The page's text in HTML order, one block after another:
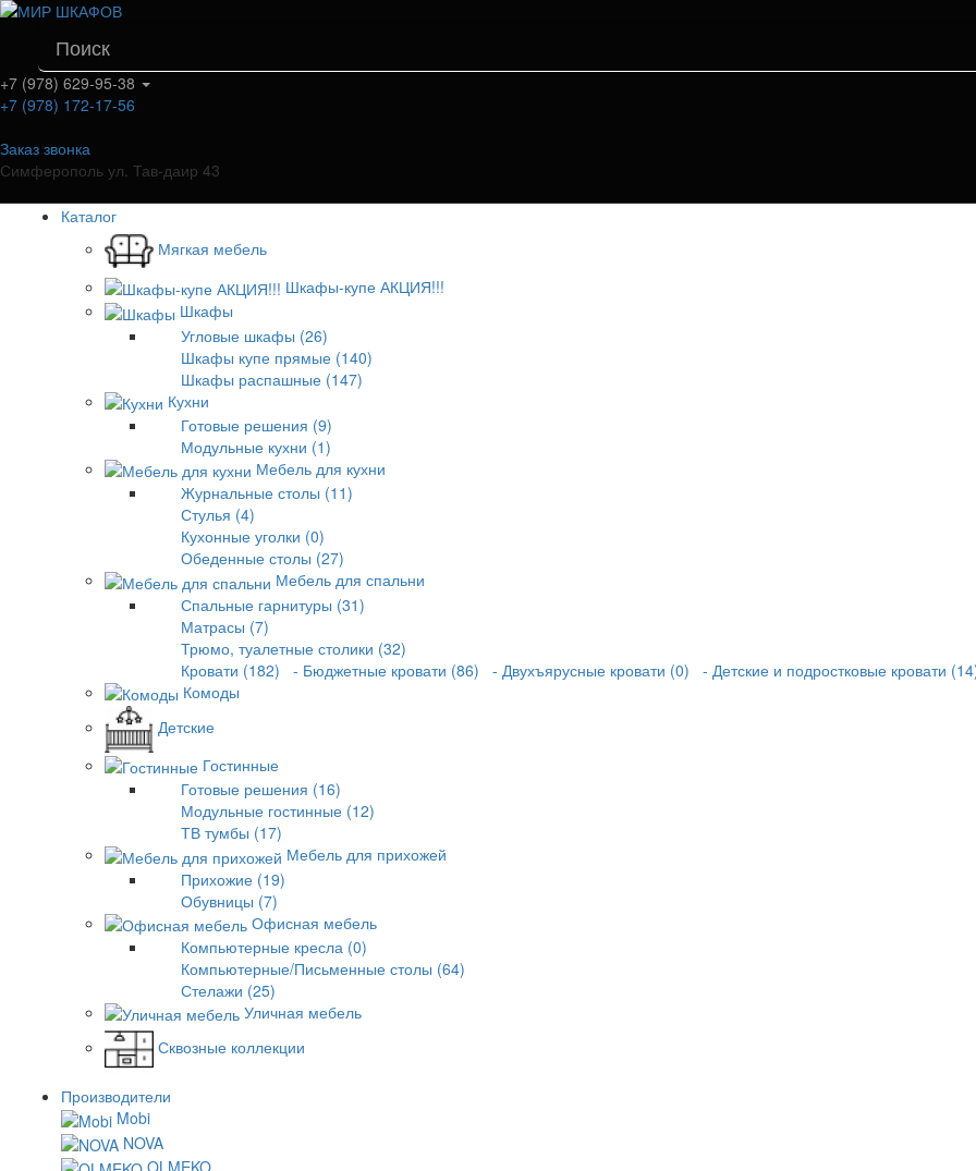
+7 (978) 629-95-38
+7 (978) 172-17-56
Заказ звонка
Симферополь ул. Тав-даир 43
Каталог
Мягкая мебель
Шкафы-купе АКЦИЯ!!!
Шкафы
Угловые шкафы (26)
Шкафы купе прямые (140)
Шкафы распашные (147)
Кухни
Готовые решения (9)
Модульные кухни (1)
Мебель для кухни
Журнальные столы (11)
Стулья (4)
Кухонные уголки (0)
Обеденные столы (27)
Мебель для спальни
Спальные гарнитуры (31)
Матрасы (7)
Трюмо, туалетные столики (32)
Кровати (182)
- Бюджетные кровати (86) - Двухъярусные кровати (0) - Детские и подростковые кровати
Комоды
Детские
Гостинные
Готовые решения (16)
Модульные гостинные (12)
ТВ тумбы (17)
Мебель для прихожей
Прихожие (19)
Обувницы (7)
Офисная мебель
Компьютерные кресла (0)
Компьютерные/Письменные столы (64)
Стелажи (25)
Уличная мебель
Сквозные коллекции
Производители
Mobi
NOVA
OLMEKO